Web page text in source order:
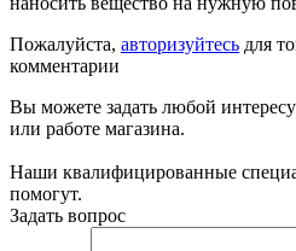
Пожалуйста, авторизуйтесь для
комментарии
Вы можете задать любой
или работе магазина.
Наши квалифицированные
помогут.
Задать вопрос